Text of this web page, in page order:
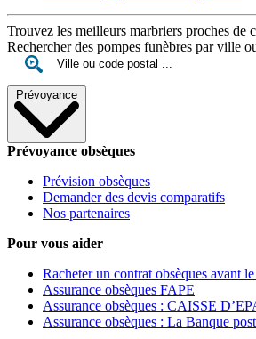
Trouvez les meilleurs marbriers proches de
Rechercher des pompes funèbres par ville
Prévoyance
Prévoyance obsèques
Prévision obsèques
Demander des devis comparatifs
Nos partenaires
Pour vous aider
Racheter un contrat obsèques avant
Assurance obsèques FAPE
Assurance obsèques : CAISSE
Assurance obsèques : La Banque